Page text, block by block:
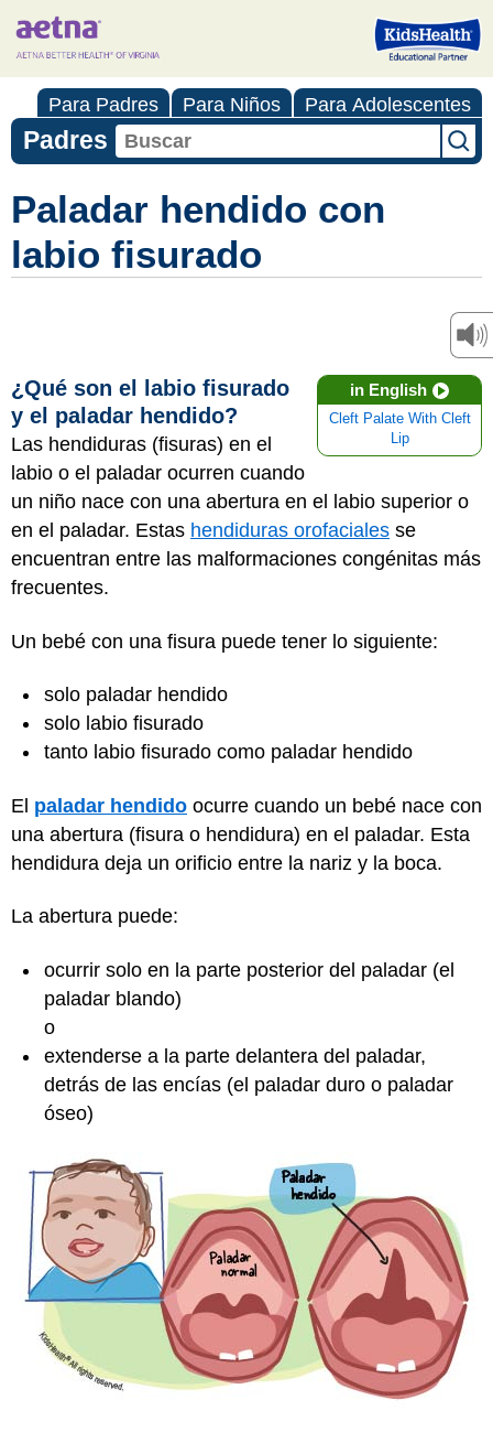
Para Padres Para Niños Para Adolescentes
Padres
Paladar hendido con
labio fisurado
in English
Cleft Palate With Cleft
Lip
¿Qué son el labio fisurado
y el paladar hendido?
Las hendiduras (fisuras) en el
labio o el paladar ocurren cuando
un niño nace con una abertura en el labio superior o
en el paladar. Estas hendiduras orofaciales se
encuentran entre las malformaciones congénitas más
frecuentes.
Un bebé con una fisura puede tener lo siguiente:
solo paladar hendido
solo labio fisurado
tanto labio fisurado como paladar hendido
El paladar hendido ocurre cuando un bebé nace con
una abertura (fisura o hendidura) en el paladar. Esta
hendidura deja un orificio entre la nariz y la boca.
La abertura puede:
ocurrir solo en la parte posterior del paladar (el
paladar blando)
o
extenderse a la parte delantera del paladar,
detrás de las encías (el paladar duro o paladar
óseo)